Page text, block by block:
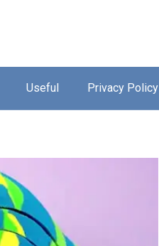
Useful Privacy Policy